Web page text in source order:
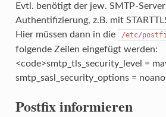
Evtl. benötigt der jew. SMTP-
Authentifizierung, z.B. mit
Hier müssen dann in die
/etc/
folgende Zeilen eingefügt werden:
<code>smtp_tls_security_level =
smtp_sasl_security_options =
Postfix informieren